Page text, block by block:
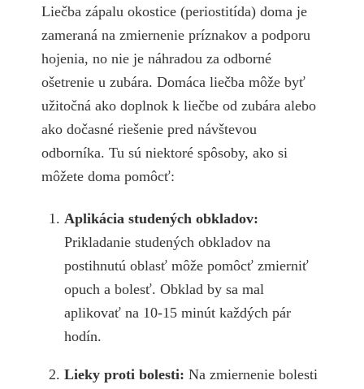
Liečba zápalu okostice (periostitída) doma je
zameraná na zmiernenie príznakov a podporu
hojenia, no nie je náhradou za odborné
ošetrenie u zubára. Domáca liečba môže byť
užitočná ako doplnok k liečbe od zubára alebo
ako dočasné riešenie pred návštevou
odborníka. Tu sú niektoré spôsoby, ako si
môžete doma pomôcť:
Aplikácia studených obkladov:
Prikladanie studených obkladov na
postihnutú oblasť môže pomôcť zmierniť
opuch a bolesť. Obklad by sa mal
aplikovať na 10-15 minút každých pár
hodín.
Lieky proti bolesti:Na zmiernenie bolesti